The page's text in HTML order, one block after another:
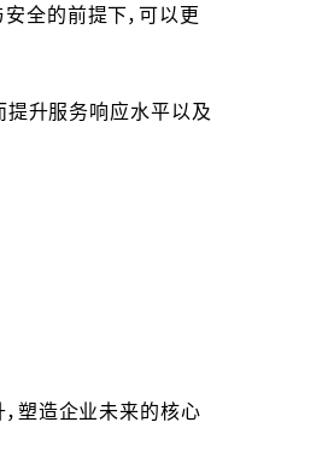
全的前提下，可以更
提升服务响应水平以及
塑造企业未来的核心